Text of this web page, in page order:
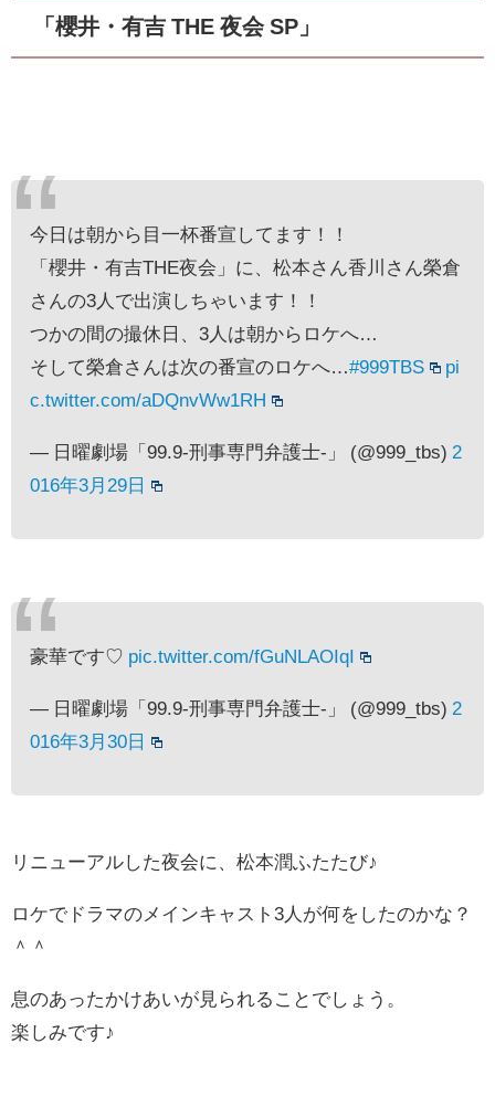
「櫻井・有吉 THE 夜会 SP」
今日は朝から目一杯番宣してます！！
「櫻井・有吉THE夜会」に、松本さん香川さん榮倉
さんの3人で出演しちゃいます！！
つかの間の撮休日、3人は朝からロケへ…
そして榮倉さんは次の番宣のロケへ… #999TBS
pi
c.twitter.com/aDQnvWw1RH
— 日曜劇場「99.9-刑事専門弁護士-」 (@999_tbs) 2
016年3月29日
豪華です♡ pic.twitter.com/fGuNLAOIqI
— 日曜劇場「99.9-刑事専門弁護士-」 (@999_tbs) 2
016年3月30日
リニューアルした夜会に、松本潤ふたたび♪
ロケでドラマのメインキャスト3人が何をしたのかな？
＾＾
息のあったかけあいが見られることでしょう。
楽しみです♪